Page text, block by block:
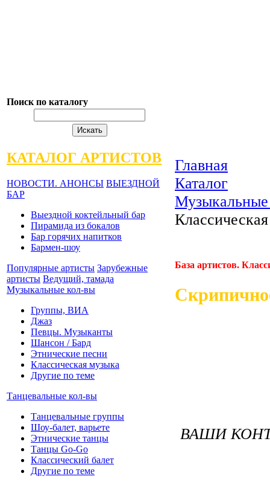
Поиск по каталогу
КАТАЛОГ АРТИСТОВ
НОВОСТИ. АНОНСЫ ВЫЕЗДНОЙ
БАР
Выездной коктейльный бар
Пирамида из бокалов
Бар горячих напитков
Бармен-шоу
Популярные артисты Зарубежные
артисты Ведущий, тамада
Музыкальные кол-вы
Группы, ВИА
Джаз
Певцы. Музыканты
Шансон / Бард
Этнические песни
Классическая музыка
Другие по теме
Танцевальные кол-вы
Танцевальные группы
Шоу-балет, варьете
Этнические танцы
Танцы Go-Go
Классический балет
Другие по теме
Главная
Каталог
База артистов.
ВАШИ